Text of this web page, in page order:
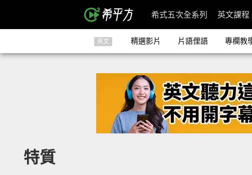
希式五次全系列 英文課程
英文 精選影片 片語俚語 專欄教
特質